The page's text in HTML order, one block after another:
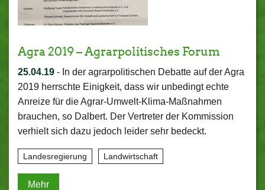
Agra 2019 – Agrarpolitisches Forum
25.04.19 - In der agrarpolitischen Debatte auf der Agra
2019 herrschte Einigkeit, dass wir unbedingt echte
Anreize für die Agrar-Umwelt-Klima-Maßnahmen
brauchen, so Dalbert. Der Vertreter der Kommission
verhielt sich dazu jedoch leider sehr bedeckt.
Landesregierung Landwirtschaft
Mehr